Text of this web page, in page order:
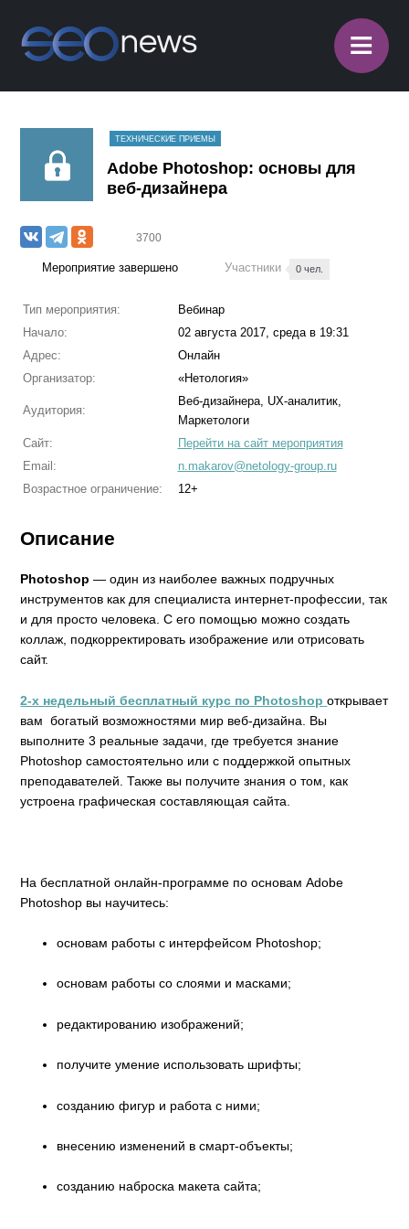
≡
ТЕХНИЧЕСКИЕ ПРИЕМЫ
Adobe Photoshop: основы для
веб-дизайнера
3700
Мероприятие завершено Участники 0 чел.
Тип мероприятия:
Вебинар
Начало:
02 августа 2017, среда в 19:31
Адрес:
Онлайн
Организатор:
«Нетология»
Аудитория:
Веб-дизайнера, UX-аналитик,
Маркетологи
Сайт:
Перейти на сайт мероприятия
Email:
n.makarov@netology-group.ru
Возрастное ограничение:
12+
Описание
Photoshop — один из наиболее важных подручных
инструментов как для специалиста интернет-профессии, так
и для просто человека. С его помощью можно создать
коллаж, подкорректировать изображение или отрисовать
сайт.
2-х недельный бесплатный курс по Photoshop открывает
вам богатый возможностями мир веб-дизайна. Вы
выполните 3 реальные задачи, где требуется знание
Photoshop самостоятельно или с поддержкой опытных
преподавателей. Также вы получите знания о том, как
устроена графическая составляющая сайта.
На бесплатной онлайн-программе по основам Adobe
Photoshop вы научитесь:
основам работы с интерфейсом Photoshop;
основам работы со слоями и масками;
редактированию изображений;
получите умение использовать шрифты;
созданию фигур и работа с ними;
внесению изменений в смарт-объекты;
созданию наброска макета сайта;